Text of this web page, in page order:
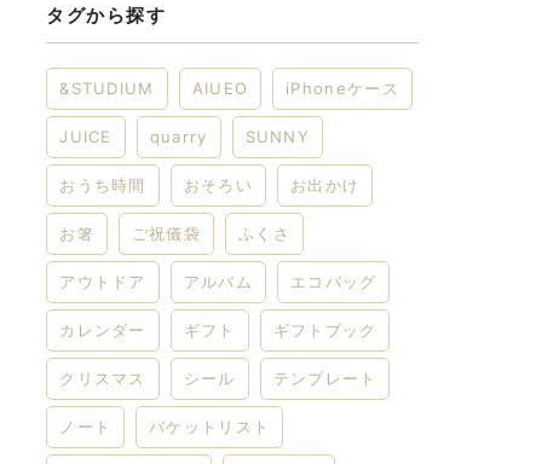
タグから探す
&STUDIUM AIUEO iPhoneケース
JUICE quarry SUNNY
おうち時間 おそろい お出かけ
お箸 ご祝儀袋 ふくさ
アウトドア アルバム エコバッグ
カレンダー ギフト ギフトブック
クリスマス シール テンプレート
ノート バケットリスト